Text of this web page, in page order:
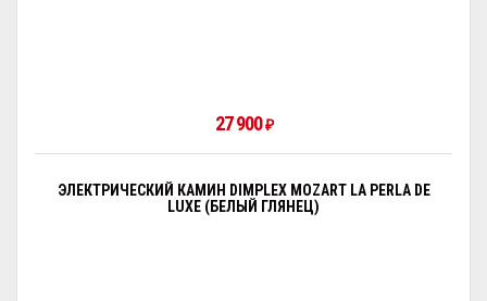
27 900₽
ЭЛЕКТРИЧЕСКИЙ КАМИН DIMPLEX MOZART LA PERLA DE
LUXE (БЕЛЫЙ ГЛЯНЕЦ)